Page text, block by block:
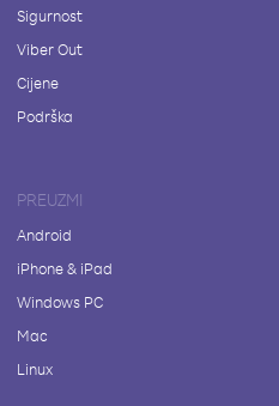
Sigurnost
Viber Out
Cijene
Podrška
PREUZMI
Android
iPhone & iPad
Windows PC
Mac
Linux